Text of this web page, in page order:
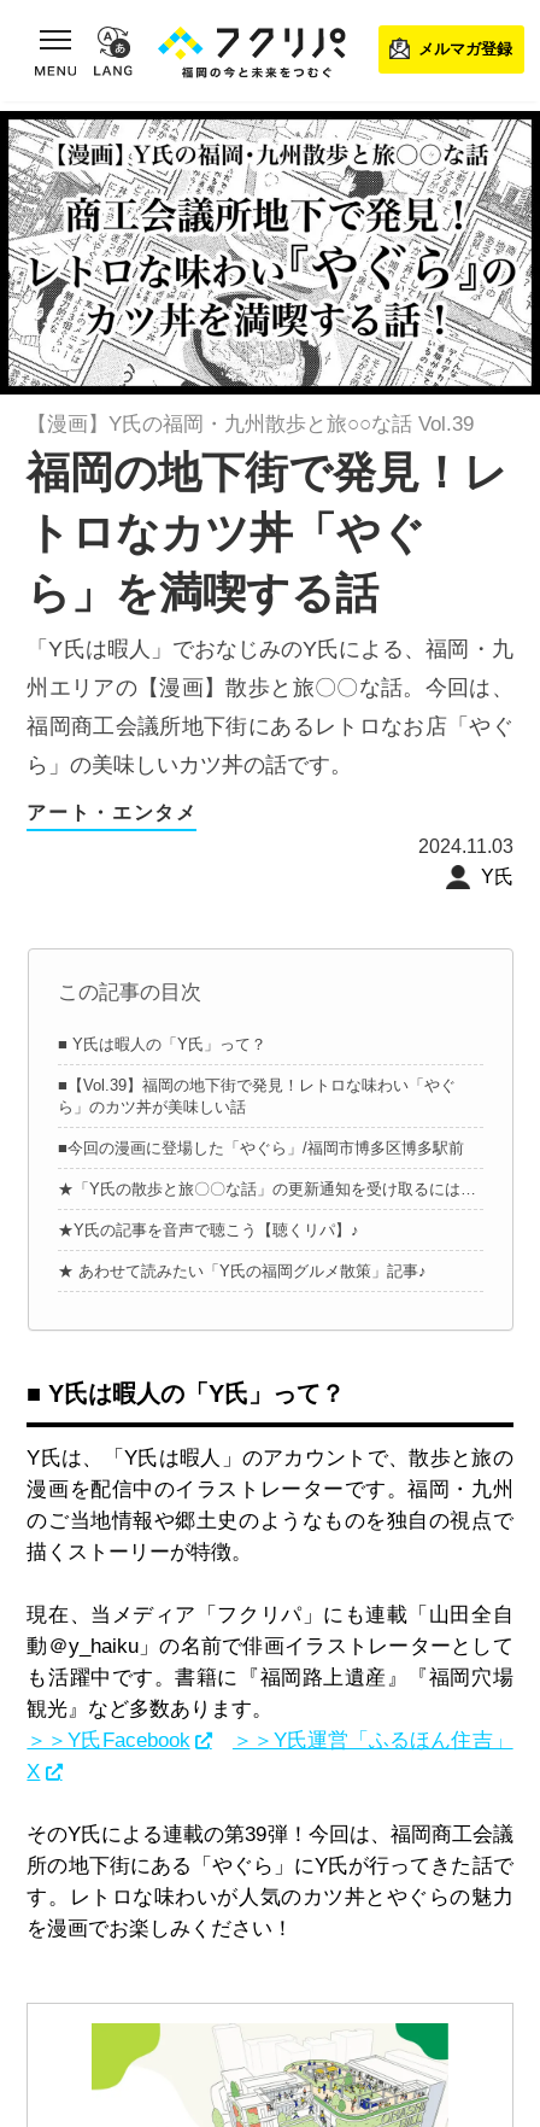
toggle navigation
メルマガ登録
【漫画】Y氏の福岡・九州散歩と旅○○な話 Vol.39
福岡の地下街で発見！レ
トロなカツ丼「やぐ
ら」を満喫する話
「Y氏は暇人」でおなじみのY氏による、福岡・九
州エリアの【漫画】散歩と旅〇〇な話。今回は、
福岡商工会議所地下街にあるレトロなお店「やぐ
ら」の美味しいカツ丼の話です。
アート・エンタメ
2024.11.03
Y氏
この記事の目次
■ Y氏は暇人の「Y氏」って？
■【Vol.39】福岡の地下街で発見！レトロな味わい「やぐ
ら」のカツ丼が美味しい話
■今回の漫画に登場した「やぐら」/福岡市博多区博多駅前
★「Y氏の散歩と旅〇〇な話」の更新通知を受け取るには…
★Y氏の記事を音声で聴こう【聴くリパ】♪
★ あわせて読みたい「Y氏の福岡グルメ散策」記事♪
■ Y氏は暇人の「Y氏」って？
Y氏は、「Y氏は暇人」のアカウントで、散歩と旅の
漫画を配信中のイラストレーターです。福岡・九州
のご当地情報や郷土史のようなものを独自の視点で
描くストーリーが特徴。
現在、当メディア「フクリパ」にも連載「山田全自
動＠y_haiku」の名前で俳画イラストレーターとして
も活躍中です。書籍に『福岡路上遺産』『福岡穴場
観光』など多数あります。
＞＞Y氏Facebook
＞＞Y氏運営「ふるほん住吉」
X
そのY氏による連載の第39弾！今回は、福岡商工会議
所の地下街にある「やぐら」にY氏が行ってきた話で
す。レトロな味わいが人気のカツ丼とやぐらの魅力
を漫画でお楽しみください！